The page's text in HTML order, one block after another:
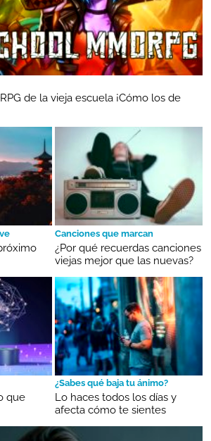
de la vieja escuela ¡Cómo los de
Canciones que marcan
¿Por qué recuerdas canciones
viejas mejor que las nuevas?
que
¿Sabes qué baja tu ánimo?
Lo haces todos los días y
afecta cómo te sientes